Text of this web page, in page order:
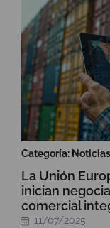
Categoría: Noticias
La Unión
inician
comercial
11/07/2025